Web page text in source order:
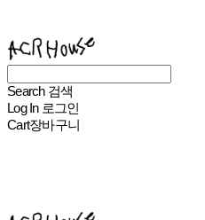
Search 검색
Log In 로그인
Cart장바구니